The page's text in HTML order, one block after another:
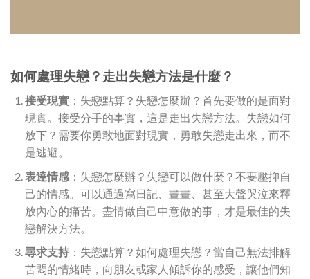
如何處理失戀？走出失戀方法是什麼？
接受現實：失戀點算？失戀怎麼辦？首先要做的是面對
現實。接受分手的事實，這是走出失戀方法。失戀如何
放下？需要你勇敢地面對現實，勇敢失戀走出來，而不
是逃避。
表達情感：失戀怎麼辦？失戀可以做什麼？不要壓抑自
己的情感。可以通過寫日記、畫畫、甚至大聲哭泣來釋
放內心的痛苦。盡情做自己中意做的事，才是最佳的失
戀解決方法。
尋求支持：失戀點算？如何處理失戀？當自己無法排解
苦悶的情緒時，向朋友或家人傾訴你的感受，讓他們知